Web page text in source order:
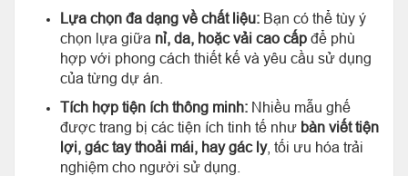
Lựa chọn đa dạng về chất liệu: Bạn có thể tùy ý
chọn lựa giữa nỉ, da, hoặc vải cao cấp để phù
hợp với phong cách thiết kế và yêu cầu sử dụng
của từng dự án.
Tích hợp tiện ích thông minh: Nhiều mẫu ghế
được trang bị các tiện ích tinh tế như bàn viết tiện
lợi, gác tay thoải mái, hay gác ly, tối ưu hóa trải
nghiệm cho người sử dụng.